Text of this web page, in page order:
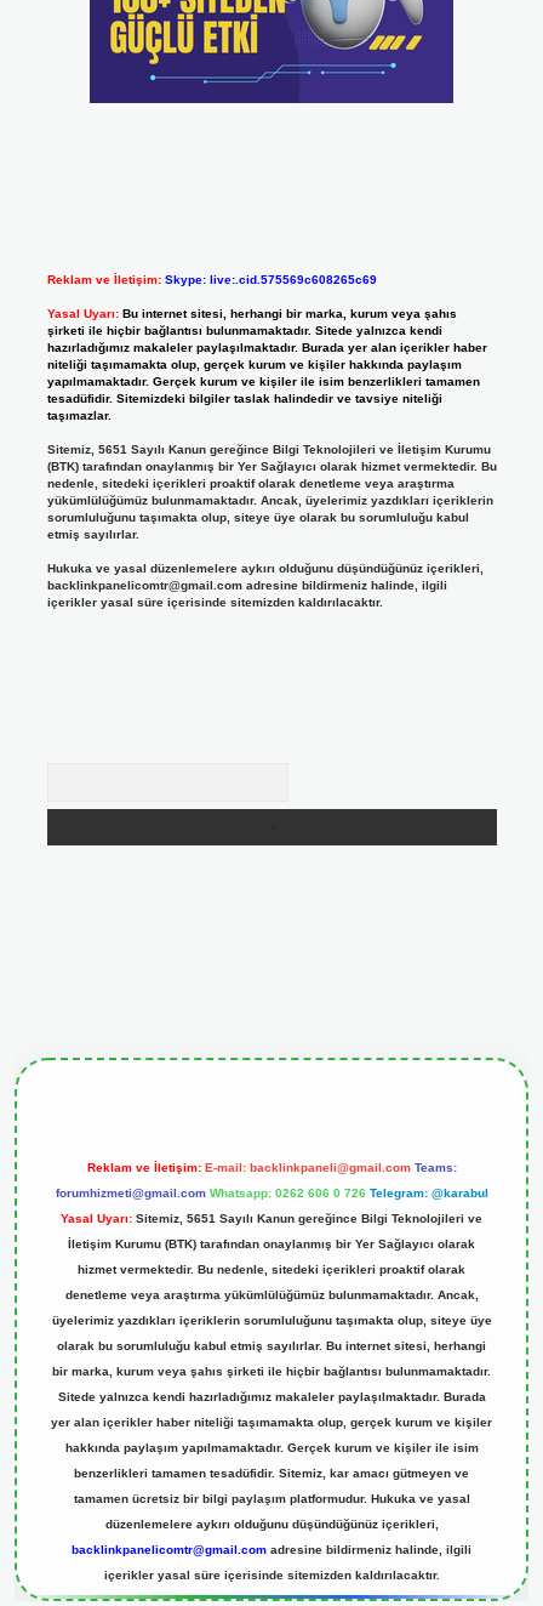
Reklam ve İletişim: Skype: live:.cid.575569c608265c69
Yasal Uyarı: Bu internet sitesi, herhangi bir marka, kurum veya şahıs
şirketi ile hiçbir bağlantısı bulunmamaktadır. Sitede yalnızca kendi
hazırladığımız makaleler paylaşılmaktadır. Burada yer alan içerikler haber
niteliği taşımamakta olup, gerçek kurum ve kişiler hakkında paylaşım
yapılmamaktadır. Gerçek kurum ve kişiler ile isim benzerlikleri tamamen
tesadüfidir. Sitemizdeki bilgiler taslak halindedir ve tavsiye niteliği
taşımazlar.
Sitemiz, 5651 Sayılı Kanun gereğince Bilgi Teknolojileri ve İletişim Kurumu
(BTK) tarafından onaylanmış bir Yer Sağlayıcı olarak hizmet vermektedir. Bu
nedenle, sitedeki içerikleri proaktif olarak denetleme veya araştırma
yükümlülüğümüz bulunmamaktadır. Ancak, üyelerimiz yazdıkları içeriklerin
sorumluluğunu taşımakta olup, siteye üye olarak bu sorumluluğu kabul
etmiş sayılırlar.
Hukuka ve yasal düzenlemelere aykırı olduğunu düşündüğünüz içerikleri,
backlinkpanelicomtr@gmail.comadresine bildirmeniz halinde, ilgili
içerikler yasal süre içerisinde sitemizden kaldırılacaktır.
Reklam ve İletişim: E-mail: backlinkpaneli@gmail.com Teams:
forumhizmeti@gmail.com Whatsapp: 0262 606 0 726 Telegram: @karabul
Yasal Uyarı: Sitemiz, 5651 Sayılı Kanun gereğince Bilgi Teknolojileri ve
İletişim Kurumu (BTK) tarafından onaylanmış bir Yer Sağlayıcı olarak
hizmet vermektedir. Bu nedenle, sitedeki içerikleri proaktif olarak
denetleme veya araştırma yükümlülüğümüz bulunmamaktadır. Ancak,
üyelerimiz yazdıkları içeriklerin sorumluluğunu taşımakta olup, siteye üye
olarak bu sorumluluğu kabul etmiş sayılırlar. Bu internet sitesi, herhangi
bir marka, kurum veya şahıs şirketi ile hiçbir bağlantısı bulunmamaktadır.
Sitede yalnızca kendi hazırladığımız makaleler paylaşılmaktadır. Burada
yer alan içerikler haber niteliği taşımamakta olup, gerçek kurum ve kişiler
hakkında paylaşım yapılmamaktadır. Gerçek kurum ve kişiler ile isim
benzerlikleri tamamen tesadüfidir. Sitemiz, kar amacı gütmeyen ve
tamamen ücretsiz bir bilgi paylaşım platformudur. Hukuka ve yasal
düzenlemelere aykırı olduğunu düşündüğünüz içerikleri,
backlinkpanelicomtr@gmail.com adresine bildirmeniz halinde, ilgili
içerikler yasal süre içerisinde sitemizden kaldırılacaktır.